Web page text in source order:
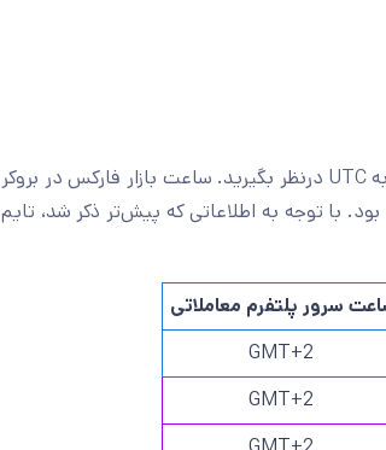
باید تایم را با توجه به UTC درنظر بگیرید. ساعت بازار فارکس در بروکر
با توجه به اطلاعاتی که پیش‌تر ذکر شد، تایم
سرور پلتفرم معاملاتی